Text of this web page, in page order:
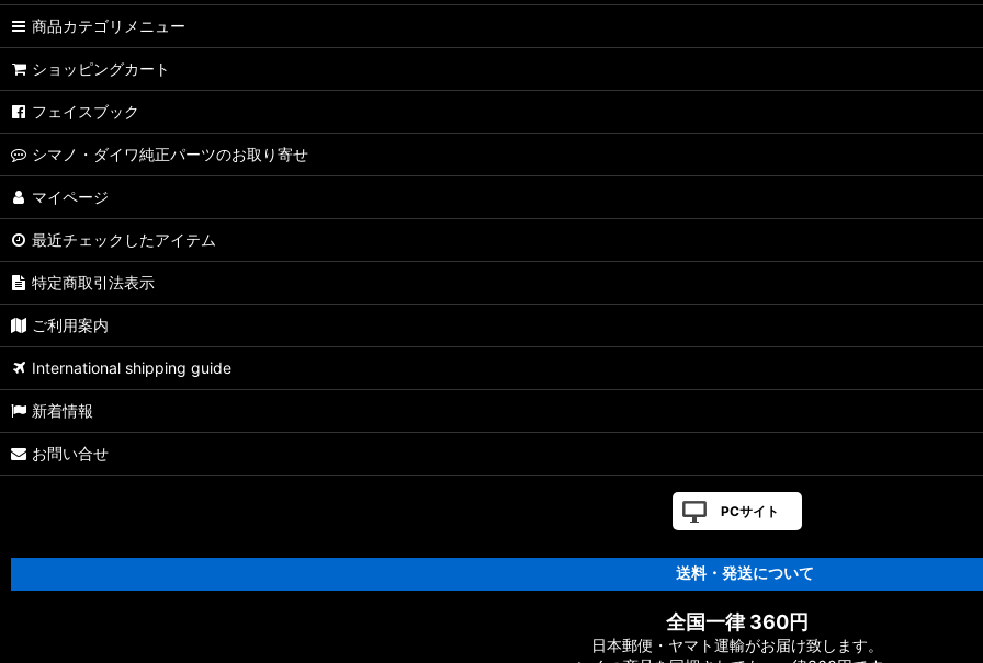
商品カテゴリメニュー
ショッピングカート
フェイスブック
シマノ・ダイワ純正パーツのお取り寄せ
マイページ
最近チェックしたアイテム
特定商取引法表示
ご利用案内
International shipping guide
新着情報
お問い合せ
PCサイト
送料・発送について
全国一律 360円
日本郵便・ヤマト運輸がお届け致します。